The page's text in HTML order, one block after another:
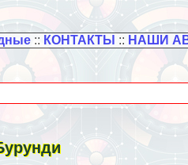
:: КОНТАКТЫ :: НАШИ